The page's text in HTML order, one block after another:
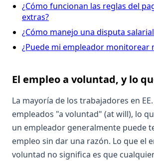
¿Cómo funcionan las reglas del
extras?
¿Cómo manejo una disputa
¿Puede mi empleador monitorear
El empleo a voluntad, y lo
La mayoría de los trabajadores en
empleados "a voluntad" (at will), lo
un empleador generalmente puede
empleo sin dar una razón. Lo que el
voluntad no significa es que